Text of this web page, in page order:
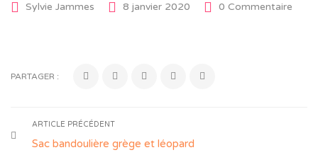
Sylvie Jammes 8 janvier 2020 0 Commentaire
PARTAGER :
ARTICLE PRÉCÉDENT
Sac bandoulière grège et léopard